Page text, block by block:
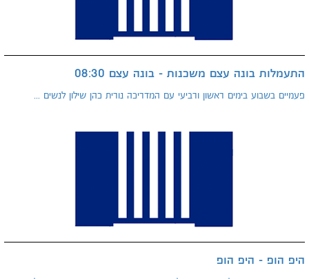
התעמלות בונה עצם משכנות - בונה עצם 08:30
פעמיים בשבוע בימים ראשון ורביעי עם המדריכה נורית כהן שילון לנשים ...
היפ הופ - היפ הופ